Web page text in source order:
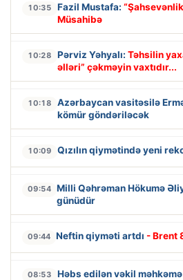
10:35 Fazil Mustafa:
Müsahibə
10:28 Pərviz Yəhyalı: Təhsilin
əlləri” çəkməyin vaxtıdır...
10:18
Azərbaycan vasitəsilə
kömür göndəriləcək
10:09 Qızılın qiymətində yeni
09:54 Milli Qəhrəman Hökumə
günüdür
09:44 Neftin qiyməti artdı - Brent
08:53 Həbs edilən vəkil məhkəmə